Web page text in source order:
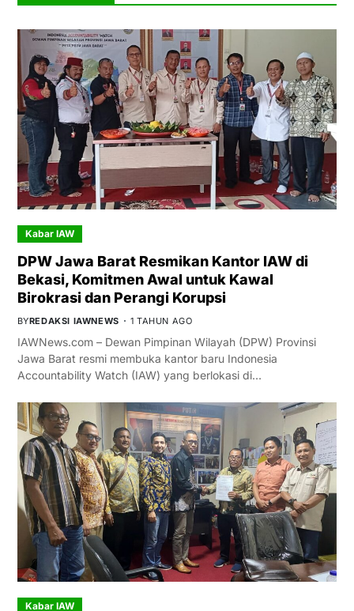
Kabar IAW
DPW Jawa Barat Resmikan Kantor IAW di
Bekasi, Komitmen Awal untuk Kawal
Birokrasi dan Perangi Korupsi
BYREDAKSI IAWNEWS 1 TAHUN AGO
IAWNews.com – Dewan Pimpinan Wilayah (DPW) Provinsi
Jawa Barat resmi membuka kantor baru Indonesia
Accountability Watch (IAW) yang berlokasi di…
Kabar IAW